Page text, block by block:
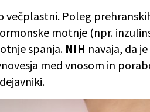
večplastni. Poleg
motnje (npr.
spanja. NIH navaja, da
med vnosom in